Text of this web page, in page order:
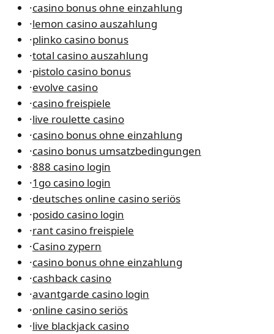
·casino bonus ohne einzahlung
·lemon casino auszahlung
·plinko casino bonus
·total casino auszahlung
·pistolo casino bonus
·evolve casino
·casino freispiele
·live roulette casino
·casino bonus ohne einzahlung
·casino bonus umsatzbedingungen
·888 casino login
·1go casino login
·deutsches online casino seriös
·posido casino login
·rant casino freispiele
·Casino zypern
·casino bonus ohne einzahlung
·cashback casino
·avantgarde casino login
·online casino seriös
·live blackjack casino